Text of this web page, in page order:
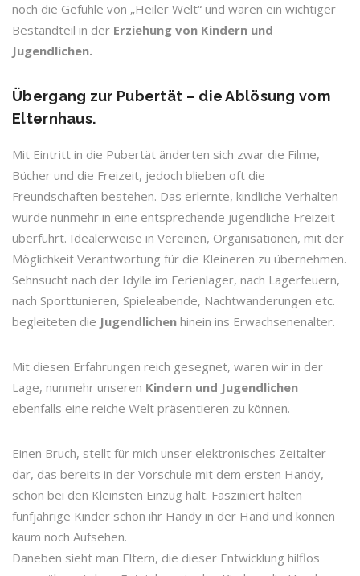
noch die Gefühle von „Heiler Welt“ und waren ein wichtiger
Bestandteil in der Erziehung von Kindern und
Jugendlichen.
Übergang zur Pubertät – die Ablösung vom
Elternhaus.
Mit Eintritt in die Pubertät änderten sich zwar die Filme,
Bücher und die Freizeit, jedoch blieben oft die
Freundschaften bestehen. Das erlernte, kindliche Verhalten
wurde nunmehr in eine entsprechende jugendliche Freizeit
überführt. Idealerweise in Vereinen, Organisationen, mit der
Möglichkeit Verantwortung für die Kleineren zu übernehmen.
Sehnsucht nach der Idylle im Ferienlager, nach Lagerfeuern,
nach Sporttunieren, Spieleabende, Nachtwanderungen etc.
begleiteten die Jugendlichen hinein ins Erwachsenenalter.
Mit diesen Erfahrungen reich gesegnet, waren wir in der
Lage, nunmehr unseren Kindern und Jugendlichen
ebenfalls eine reiche Welt präsentieren zu können.
Einen Bruch, stellt für mich unser elektronisches Zeitalter
dar, das bereits in der Vorschule mit dem ersten Handy,
schon bei den Kleinsten Einzug hält. Fasziniert halten
fünfjährige Kinder schon ihr Handy in der Hand und können
kaum noch Aufsehen.
Daneben sieht man Eltern, die dieser Entwicklung hilflos